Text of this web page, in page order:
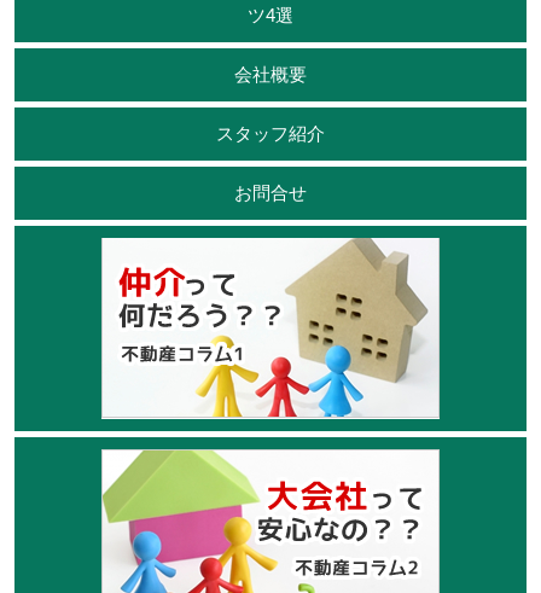
ツ4選
会社概要
スタッフ紹介
お問合せ